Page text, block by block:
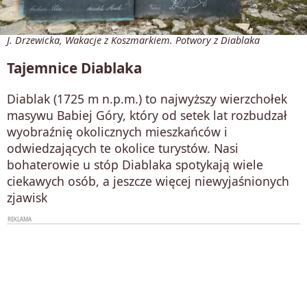
J. Drzewicka, Wakacje z Koszmarkiem. Potwory z Diablaka
Tajemnice Diablaka
Diablak (1725 m n.p.m.) to najwyższy wierzchołek
masywu Babiej Góry, który od setek lat rozbudzał
wyobraźnię okolicznych mieszkańców i
odwiedzających te okolice turystów. Nasi
bohaterowie u stóp Diablaka spotykają wiele
ciekawych osób, a jeszcze więcej niewyjaśnionych
zjawisk